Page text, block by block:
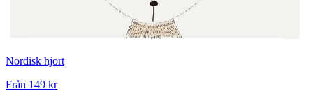
Nordisk hjort
Från 149 kr